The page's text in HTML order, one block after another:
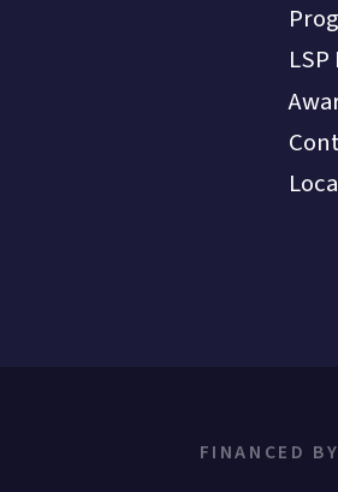
FINANCED BY